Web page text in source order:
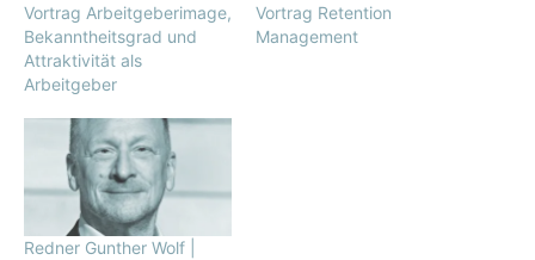
Vortrag Arbeitgeberimage,
Bekanntheitsgrad und
Attraktivität als
Arbeitgeber
Vortrag Retention
Management
Redner Gunther Wolf |